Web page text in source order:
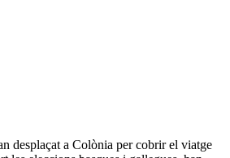
desplaçat a Colònia per cobrir el viatge